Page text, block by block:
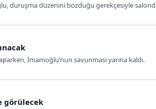
duruşma düzenini bozduğu gerekçesiyle
İmamoğlu’nun savunması yarına kaldı.
görülecek